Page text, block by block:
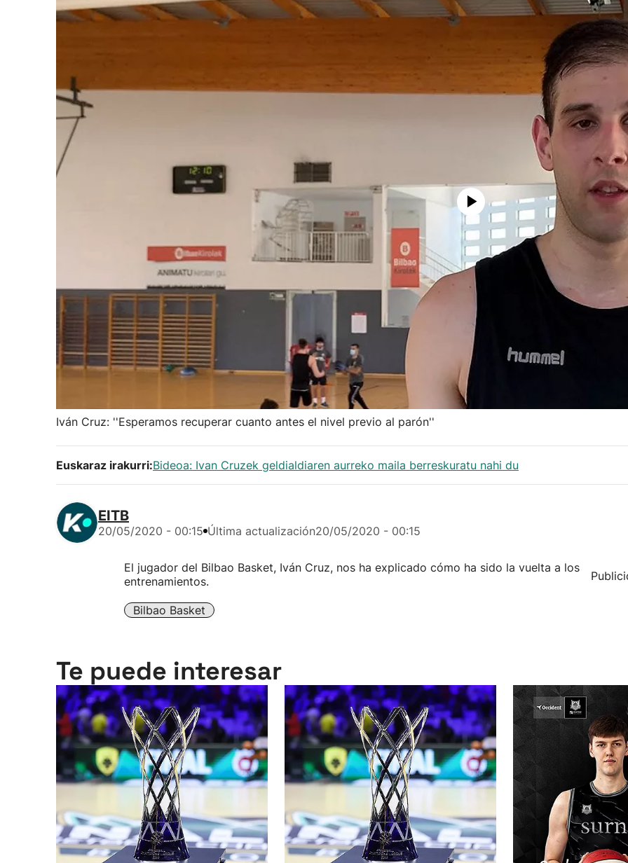
Iván Cruz: ''Esperamos recuperar cuanto antes el nivel previo al parón''
Euskaraz irakurri:Bideoa: Ivan Cruzek geldialdiaren aurreko maila berreskuratu nahi du
EITB
20/05/2020 - 00:15 Última actualización20/05/2020 - 00:15
El jugador del Bilbao Basket, Iván Cruz, nos ha explicado cómo ha sido la vuelta a los
entrenamientos.
Bilbao Basket
Te puede interesar